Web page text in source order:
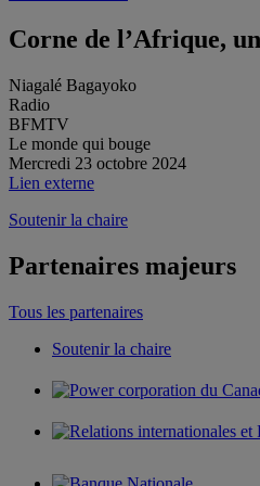
Corne de l’Afrique,
Niagalé Bagayoko
Radio
BFMTV
Le monde qui bouge
Mercredi 23 octobre 2024
Lien externe
Soutenir la chaire
Partenaires majeurs
Tous les partenaires
Soutenir la chaire